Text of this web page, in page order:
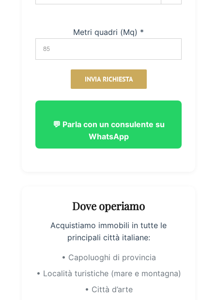
Metri quadri (Mq) *
💬 Parla con un consulente su
WhatsApp
Dove operiamo
Acquistiamo immobili in tutte le
principali città italiane:
• Capoluoghi di provincia
• Località turistiche (mare e montagna)
• Città d’arte